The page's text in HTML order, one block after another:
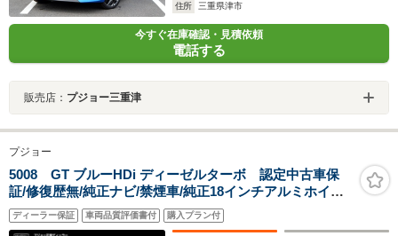
住所
三重県津市
今すぐ在庫確認・見積依頼
電話する
販売店： プジョー三重津
プジョー
5008 GT ブルーHDi ディーゼルターボ 認定中古車保
証/修復歴無/純正ナビ/禁煙車/純正18インチアルミホイー
ル/ETC/コントロール/LEDヘッドライト/バックモニター/
ブラインドスポットモニター/ルーフレール
ディーラー保証 車両品質評価書付 購入プラン付